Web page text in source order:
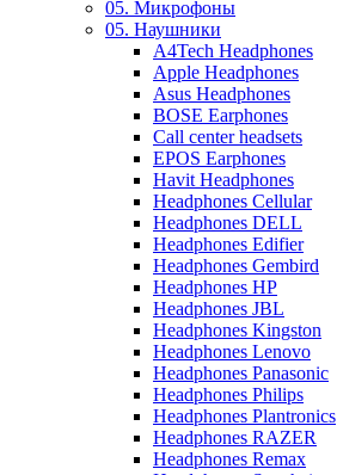
05. Микрофоны
05. Наушники
A4Tech Headphones
Apple Headphones
Asus Headphones
BOSE Earphones
Call center headsets
EPOS Earphones
Havit Headphones
Headphones Cellular
Headphones DELL
Headphones Edifier
Headphones Gembird
Headphones HP
Headphones JBL
Headphones Kingston
Headphones Lenovo
Headphones Panasonic
Headphones Philips
Headphones Plantronics
Headphones RAZER
Headphones Remax